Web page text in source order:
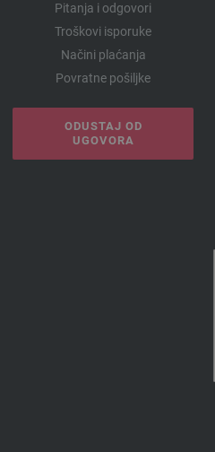
Pitanja i odgovori
Troškovi isporuke
Načini plaćanja
Povratne pošiljke
ODUSTAJ OD
UGOVORA